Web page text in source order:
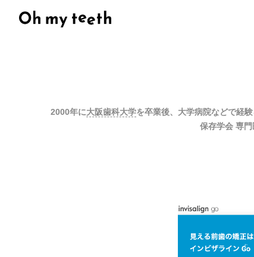
2000年に大阪歯科大学を卒業後、大学病院などで経
保存学会 専門